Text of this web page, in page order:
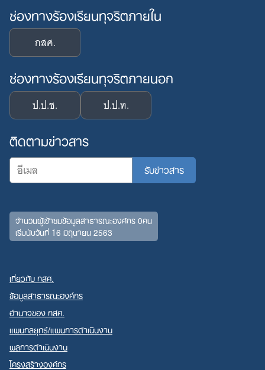
ช่องทางร้องเรียนทุจริตภายใน
กสศ.
ช่องทางร้องเรียนทุจริตภายนอก
ป.ป.ช. ป.ป.ท.
ติดตามข่าวสาร
จำนวนผู้เข้าชมข้อมูลสาธารณะองค์กร 0คน
เริ่มนับวันที่ 16 มิถุนายน 2563
เกี่ยวกับ กสศ.
ข้อมูลสาธารณะองค์กร
อำนาจของ กสศ.
แผนกลยุทธ์/แผนการดำเนินงาน
ผลการดำเนินงาน
โครงสร้างองค์กร